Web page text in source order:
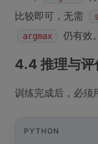
比较即可，无需
argmax 仍有效。
4.4 推理与评
训练完成后，必须
PYTHON